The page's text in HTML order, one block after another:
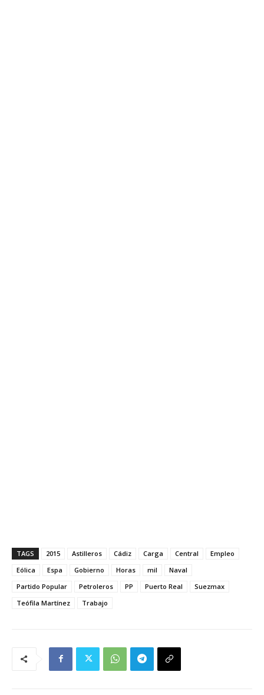
TAGS 2015 Astilleros Cádiz Carga Central
Empleo
Eólica
Espa Gobierno Horas mil
Naval
Partido Popular
Petroleros PP Puerto Real
Suezmax
Teófila Martínez
Trabajo